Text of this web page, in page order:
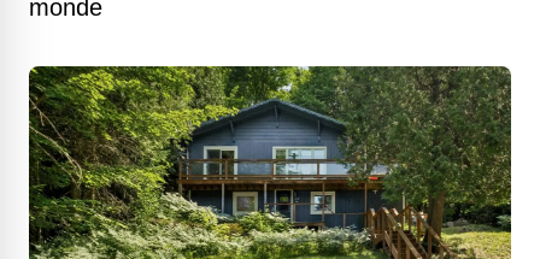
monde